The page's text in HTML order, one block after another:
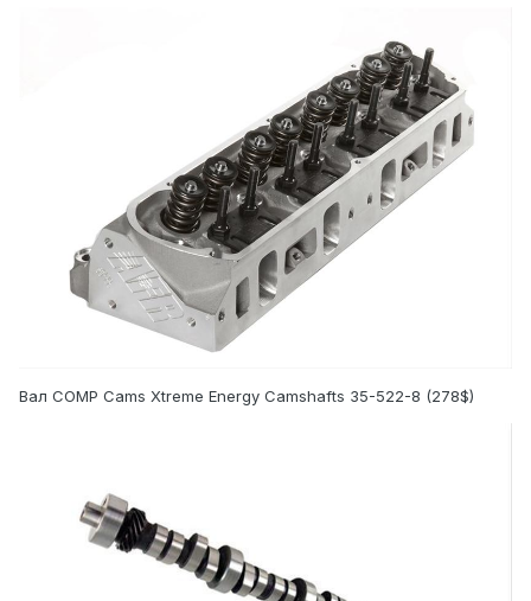
Вал COMP Cams Xtreme Energy Camshafts 35-522-8 (278$)